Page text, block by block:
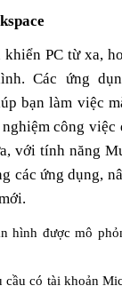
PC từ xa,
Các ứng
bạn làm việc
công việc
với tính năng
các ứng dụng,
hình được mô
có tài khoản